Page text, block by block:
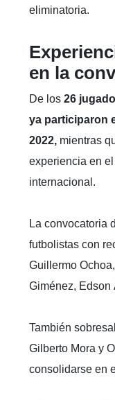
eliminatoria.
en la
De los 26
ya participaron
2022, mientras
experiencia en
internacional.
La convocatoria
futbolistas con
Guillermo
Giménez, Edson
También
Gilberto Mora y
consolidarse en